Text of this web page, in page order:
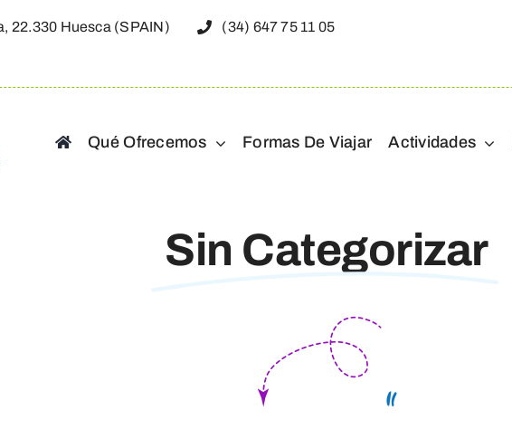
22.330 Huesca (SPAIN) (34) 647 75 11 05
Qué Ofrecemos Formas De Viajar Actividades
Sin Categorizar